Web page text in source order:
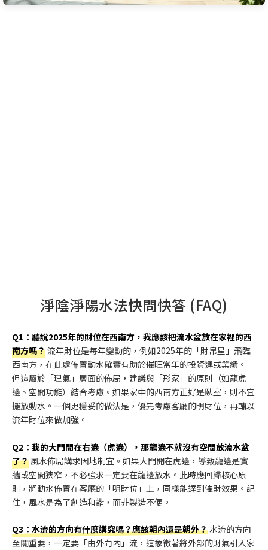
淨陰淨陽水法快問快答 (FAQ)
Q1：聽說2025年的財位在西南方，我應該把流水盆放在家裡的西
南方嗎？流年財位是每年變動的，例如2025年的「財帛星」飛臨
西南方，在此處佈置動水確實有助於催旺當年的投資運或業績。
但這屬於「理氣」層面的佈局，建議與「形家」的原則（如龍虎
邊、空間功能）結合考慮。如果家中的西南方正好是臥室，則不宜
擺放動水。一個更穩妥的做法是，優先考慮客廳的明財位，再輔以
流年財位來做加強。
Q2：我的大門開在右邊（虎邊），那龍邊不就沒有空間放流水盆
了？ 風水佈局講求因地制宜。如果大門開在虎邊，導致龍邊是實
牆或空間狹窄，不必強求一定要在龍邊放水。此時應回歸核心原
則，將動水佈置在客廳的「明財位」上，同樣能達到催財效果。記
住，風水是為了創造和諧，而非製造不便。
Q3：水流的方向有什麼講究嗎？應該朝內還是朝外？水流的方向
至關重要，一定要「由外向內」流，這象徵著將外部的財氣引入家